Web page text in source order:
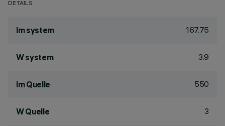
DETAILS
lm system 167.75
W system 3.9
lm Quelle 550
W Quelle 3